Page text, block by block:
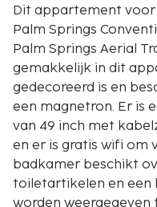
Dit appartement voor
Palm Springs
Palm Springs Aerial
gemakkelijk in dit
gedecoreerd is en
een magnetron. Er is
van 49 inch met
en er is gratis wifi om
badkamer beschikt
toiletartikelen en een
worden weergegeven